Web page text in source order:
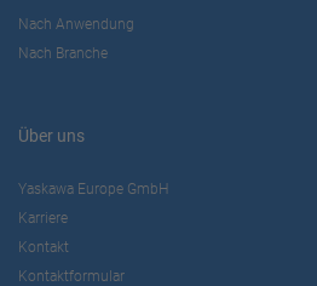
Nach Anwendung
Nach Branche
Über uns
Yaskawa Europe GmbH
Karriere
Kontakt
Kontaktformular